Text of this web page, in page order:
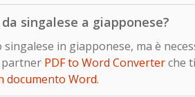
singalese a giapponese?
in giapponese, ma è
partner PDF to Word Converterche
documento Word.